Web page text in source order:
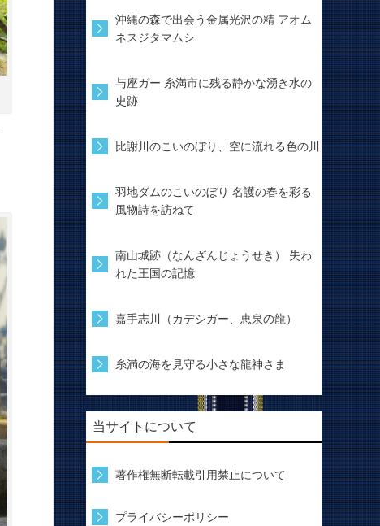
沖縄の森で出会う金属光沢の精 アオム
ネスジタマムシ
与座ガー 糸満市に残る静かな湧き水の
史跡
比謝川のこいのぼり、空に流れる色の川
羽地ダムのこいのぼり 名護の春を彩る
風物詩を訪ねて
南山城跡（なんざんじょうせき） 失わ
れた王国の記憶
嘉手志川（カデシガー、恵泉の龍）
糸満の海を見守る小さな龍神さま
当サイトについて
著作権無断転載引用禁止について
プライバシーポリシー